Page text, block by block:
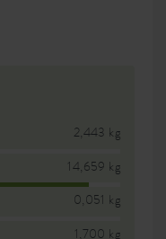
2,443 kg
14,659 kg
0,051 kg
1,700 kg